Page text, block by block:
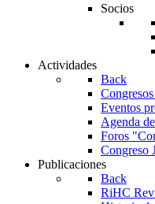
Socios
Actividades
Back
Eventos
Agenda
Foros
Congreso
Publicaciones
Back
RiHC